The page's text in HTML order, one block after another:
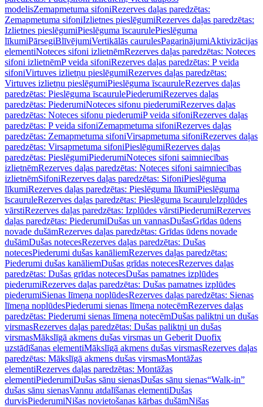
modelisZemapmetuma sifoniRezerves daļas paredzētas:
Zemapmetuma sifoniIzlietnes pieslēgumiRezerves daļas paredzētas:
Izlietnes pieslēgumiPieslēguma īscaurulePieslēguma
līkumiPārsegiBlīvējumiVertikālās caurulesPagarinājumiAktivizācijas
elementiNoteces sifoni izlietnēmRezerves daļas paredzētas: Noteces
sifoni izlietnēmP veida sifoniRezerves daļas paredzētas: P veida
sifoniVirtuves izlietņu pieslēgumiRezerves daļas paredzētas:
Virtuves izlietņu pieslēgumiPieslēguma īscauruleRezerves daļas
paredzētas: Pieslēguma īscaurulePiederumiRezerves daļas
paredzētas: PiederumiNoteces sifonu piederumiRezerves daļas
paredzētas: Noteces sifonu piederumiP veida sifoniRezerves daļas
paredzētas: P veida sifoniZemapmetuma sifoniRezerves daļas
paredzētas: Zemapmetuma sifoniVirsapmetuma sifoniRezerves daļas
paredzētas: Virsapmetuma sifoniPieslēgumiRezerves daļas
paredzētas: PieslēgumiPiederumiNoteces sifoni saimniecības
izlietnēmRezerves daļas paredzētas: Noteces sifoni saimniecības
izlietnēmSifoniRezerves daļas paredzētas: SifoniPieslēguma
līkumiRezerves daļas paredzētas: Pieslēguma līkumiPieslēguma
īscauruleRezerves daļas paredzētas: Pieslēguma īscauruleIzplūdes
vārstiRezerves daļas paredzētas: Izplūdes vārstiPiederumiRezerves
daļas paredzētas: PiederumiDušas un vannasDušasGrīdas ūdens
novade dušāmRezerves daļas paredzētas: Grīdas ūdens novade
dušāmDušas notecesRezerves daļas paredzētas: Dušas
notecesPiederumi dušas kanāliemRezerves daļas paredzētas:
Piederumi dušas kanāliemDušas grīdas notecesRezerves daļas
paredzētas: Dušas grīdas notecesDušas pamatnes izplūdes
piederumiRezerves daļas paredzētas: Dušas pamatnes izplūdes
piederumiSienas līmeņa noplūdesRezerves daļas paredzētas: Sienas
līmeņa noplūdesPiederumi sienas līmeņa notecēmRezerves daļas
paredzētas: Piederumi sienas līmeņa notecēmDušas paliktņi un dušas
virsmasRezerves daļas paredzētas: Dušas paliktņi un dušas
virsmasMākslīgā akmens dušas virsmas un Geberit Duofix
uzstādīšanas elementiMākslīgā akmens dušas virsmasRezerves daļas
paredzētas: Mākslīgā akmens dušas virsmasMontāžas
elementiRezerves daļas paredzētas: Montāžas
elementiPiederumiDušas sānu sienasDušas sānu sienas“Walk-in”
dušas sānu sienasVannu atdalīšanas elementiDušas
durvisPiederumiNišas novietošanas kārbas dušāmNišas